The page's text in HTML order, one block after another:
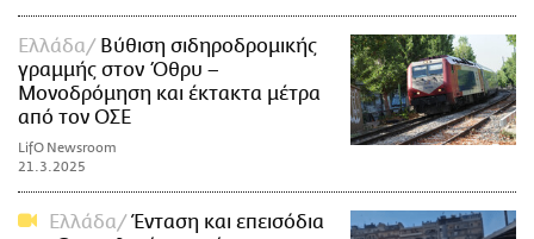
Ελλάδα
Βύθιση σιδηροδρομικής
γραμμής στον Όθρυ –
Μονοδρόμηση και έκτακτα μέτρα
από τον ΟΣΕ
LifO Newsroom
21.3.2025
Ελλάδα
Ένταση και επεισόδια